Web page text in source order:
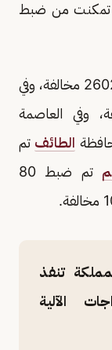
تمكنت من ضبط
تم ضبط 2602 مخالفة، وفي
مخالفة، وفي العاصمة
الطائف تم
تم ضبط 80
تنفذ
الآلية